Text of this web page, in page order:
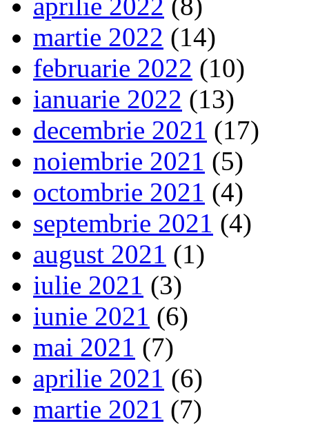
martie 2022 (14)
februarie 2022 (10)
ianuarie 2022 (13)
decembrie 2021 (17)
noiembrie 2021 (5)
octombrie 2021 (4)
septembrie 2021 (4)
august 2021 (1)
iulie 2021 (3)
iunie 2021 (6)
mai 2021 (7)
aprilie 2021 (6)
martie 2021 (7)